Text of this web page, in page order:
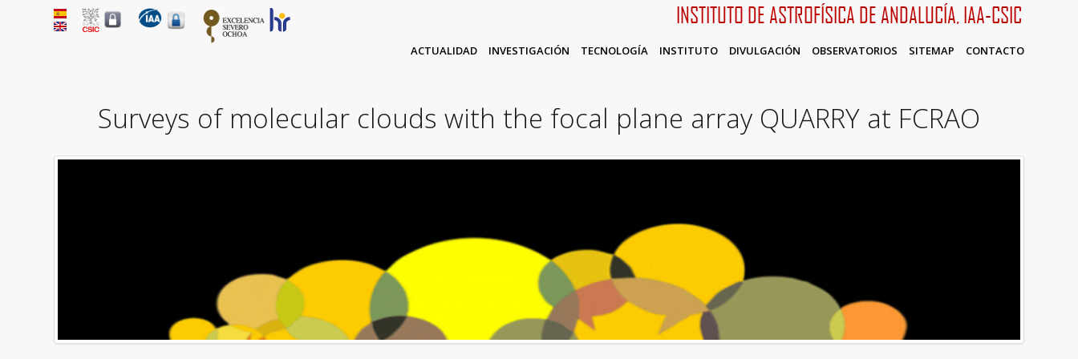
INSTITUTO DE ASTROFÍSICA DE ANDALUCÍA, IAA-CSIC
ACTUALIDAD INVESTIGACIÓN TECNOLOGÍA INSTITUTO DIVULGACIÓN OBSERVATORIOS SITEMAP CONTACTO
Surveys of molecular clouds with the focal plane array QUARRY at FCRAO